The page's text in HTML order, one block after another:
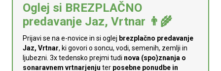
Oglej si BREZPLAČNO
predavanje Jaz, Vrtnar 👨‍🌾
Prijavi se na e-novice in si oglej brezplačno predavanje
Jaz, Vrtnar, ki govori o soncu, vodi, semenih, zemlji in
ljubezni. 3x tedensko prejmi tudi nova (spo)znanja o
sonaravnem vrtnarjenju ter posebne ponudbe in